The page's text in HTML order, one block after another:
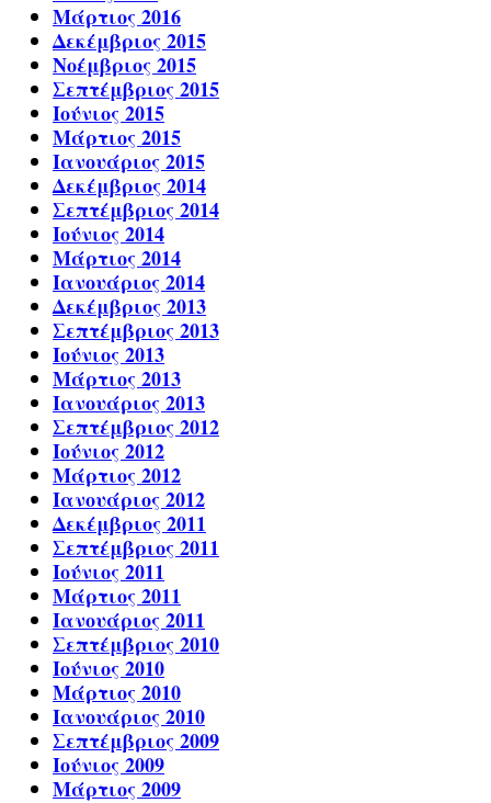
Μάρτιος 2016
Δεκέμβριος 2015
Νοέμβριος 2015
Σεπτέμβριος 2015
Ιούνιος 2015
Μάρτιος 2015
Ιανουάριος 2015
Δεκέμβριος 2014
Σεπτέμβριος 2014
Ιούνιος 2014
Μάρτιος 2014
Ιανουάριος 2014
Δεκέμβριος 2013
Σεπτέμβριος 2013
Ιούνιος 2013
Μάρτιος 2013
Ιανουάριος 2013
Σεπτέμβριος 2012
Ιούνιος 2012
Μάρτιος 2012
Ιανουάριος 2012
Δεκέμβριος 2011
Σεπτέμβριος 2011
Ιούνιος 2011
Μάρτιος 2011
Ιανουάριος 2011
Σεπτέμβριος 2010
Ιούνιος 2010
Μάρτιος 2010
Ιανουάριος 2010
Σεπτέμβριος 2009
Ιούνιος 2009
Μάρτιος 2009